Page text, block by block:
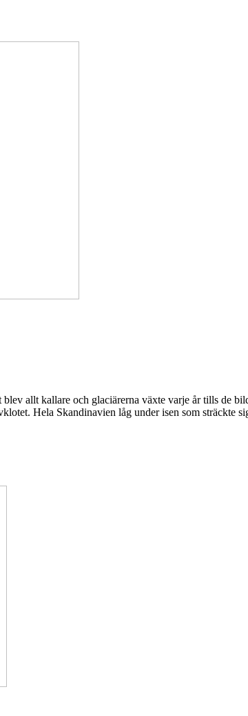
allt kallare och glaciärerna växte varje år tills de
Hela Skandinavien låg under isen som sträckte